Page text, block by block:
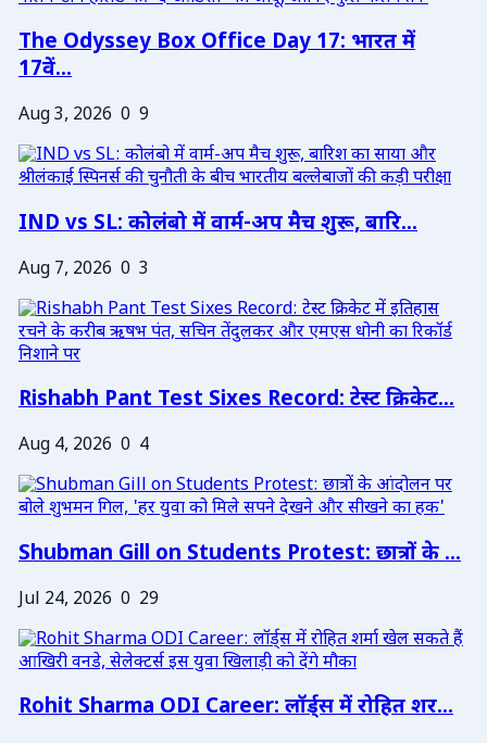
The Odyssey Box Office Day 17: भारत में
17वें...
Aug 3, 2026 0 9
IND vs SL: कोलंबो में वार्म-अप मैच शुरू, बारि...
Aug 7, 2026 0 3
Rishabh Pant Test Sixes Record: टेस्ट क्रिकेट...
Aug 4, 2026 0 4
Shubman Gill on Students Protest: छात्रों के ...
Jul 24, 2026 0 29
Rohit Sharma ODI Career: लॉर्ड्स में रोहित शर...